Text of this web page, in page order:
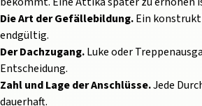
Die Art der Gefällebildung.Ein
endgültig.
Der Dachzugang.Luke oder
Entscheidung.
Zahl und Lage der Anschlüsse.Jede
dauerhaft.